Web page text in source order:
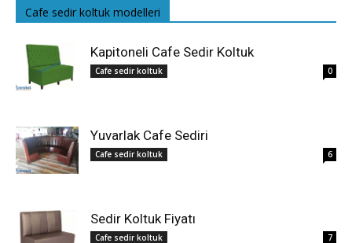
Cafe sedir koltuk modelleri
Kapitoneli Cafe Sedir Koltuk
Cafe sedir koltuk 0
Yuvarlak Cafe Sediri
Cafe sedir koltuk 6
Sedir Koltuk Fiyatı
Cafe sedir koltuk 7